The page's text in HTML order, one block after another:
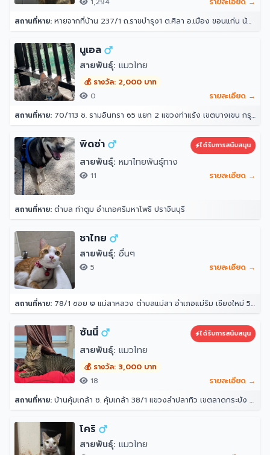
สถานที่หาย: หายจากที่บ้าน 237/1 ถ.ราชบำรุง1 ต.ศิลา อ.เมือง ขอนแก่น น้องลอดรั้วบ้านออกไปตอนกลางคืนหลังเที่ยงคืนแล้วไม่ได้กลับเข้ามาอีก ตอนออกไปออกไป 3 ตัว แต่เช้ามาเจอกลับมาแค่ 2 ตัว น้องเคยหายไปแบบนี้ 3 วันเรากลับมา
นูเอล
สายพันธุ์: แมวไทย
💰 รางวัล: 2,000 บาท
0
รายละเอียด →
สถานที่หาย: 70/113 ซ. รามอินทรา 65 แยก 2 แขวงท่าแร้ง เขตบางเขน กรุงเทพมหานคร 10220
พิดซ่า ได้รับการสนับสนุน
สายพันธุ์: หมาไทยพันธุ์ทาง
11 รายละเอียด →
สถานที่หาย: ตำบล ท่าตูม อำเภอศรีมหาโพธิ ปราจีนบุรี
ชาไทย
สายพันธุ์: อื่นๆ
5 รายละเอียด →
สถานที่หาย: 78/1 ซอย ๒ แม่สาหลวง ตำบลแม่สา อำเภอแม่ริม เชียงใหม่ 50180 บริเวณ ลานหญ้า หลังหอ
ซันนี่ ได้รับการสนับสนุน
สายพันธุ์: แมวไทย
💰 รางวัล: 3,000 บาท
18
รายละเอียด →
สถานที่หาย: บ้านคุ้มเกล้า ซ. คุ้มเกล้า 38/1 แขวงลำปลาทิว เขตลาดกระบัง กรุงเทพมหานคร 10520
โคริ
สายพันธุ์: แมวไทย